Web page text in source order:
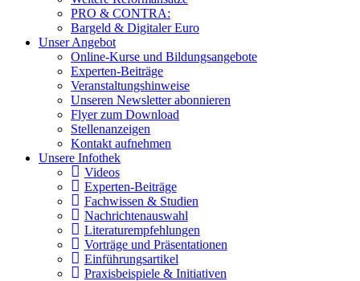
PRO & CONTRA:
Bargeld & Digitaler Euro
Unser Angebot
Online-Kurse und Bildungsangebote
Experten-Beiträge
Veranstaltungshinweise
Unseren Newsletter abonnieren
Flyer zum Download
Stellenanzeigen
Kontakt aufnehmen
Unsere Infothek
Videos
Experten-Beiträge
Fachwissen & Studien
Nachrichtenauswahl
Literaturempfehlungen
Vorträge und Präsentationen
Einführungsartikel
Praxisbeispiele & Initiativen